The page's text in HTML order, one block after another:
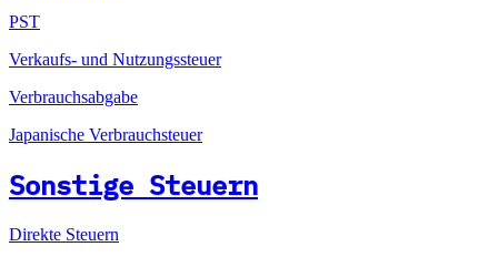
PST
Verkaufs- und Nutzungssteuer
Verbrauchsabgabe
Japanische Verbrauchsteuer
Sonstige Steuern
Direkte Steuern